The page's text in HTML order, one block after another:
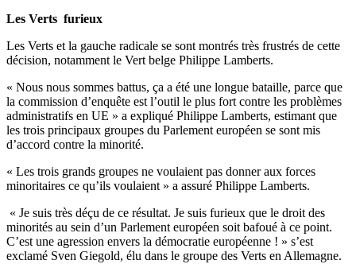
Les Verts furieux
Les Verts et la gauche radicale se sont montrés très frustrés de cette
décision, notamment le Vert belge Philippe Lamberts.
« Nous nous sommes battus, ça a été une longue bataille, parce que
la commission d’enquête est l’outil le plus fort contre les problèmes
administratifs en UE » a expliqué Philippe Lamberts, estimant que
les trois principaux groupes du Parlement européen se sont mis
d’accord contre la minorité.
« Les trois grands groupes ne voulaient pas donner aux forces
minoritaires ce qu’ils voulaient » a assuré Philippe Lamberts.
« Je suis très déçu de ce résultat. Je suis furieux que le droit des
minorités au sein d’un Parlement européen soit bafoué à ce point.
C’est une agression envers la démocratie européenne ! » s’est
exclamé Sven Giegold, élu dans le groupe des Verts en Allemagne.